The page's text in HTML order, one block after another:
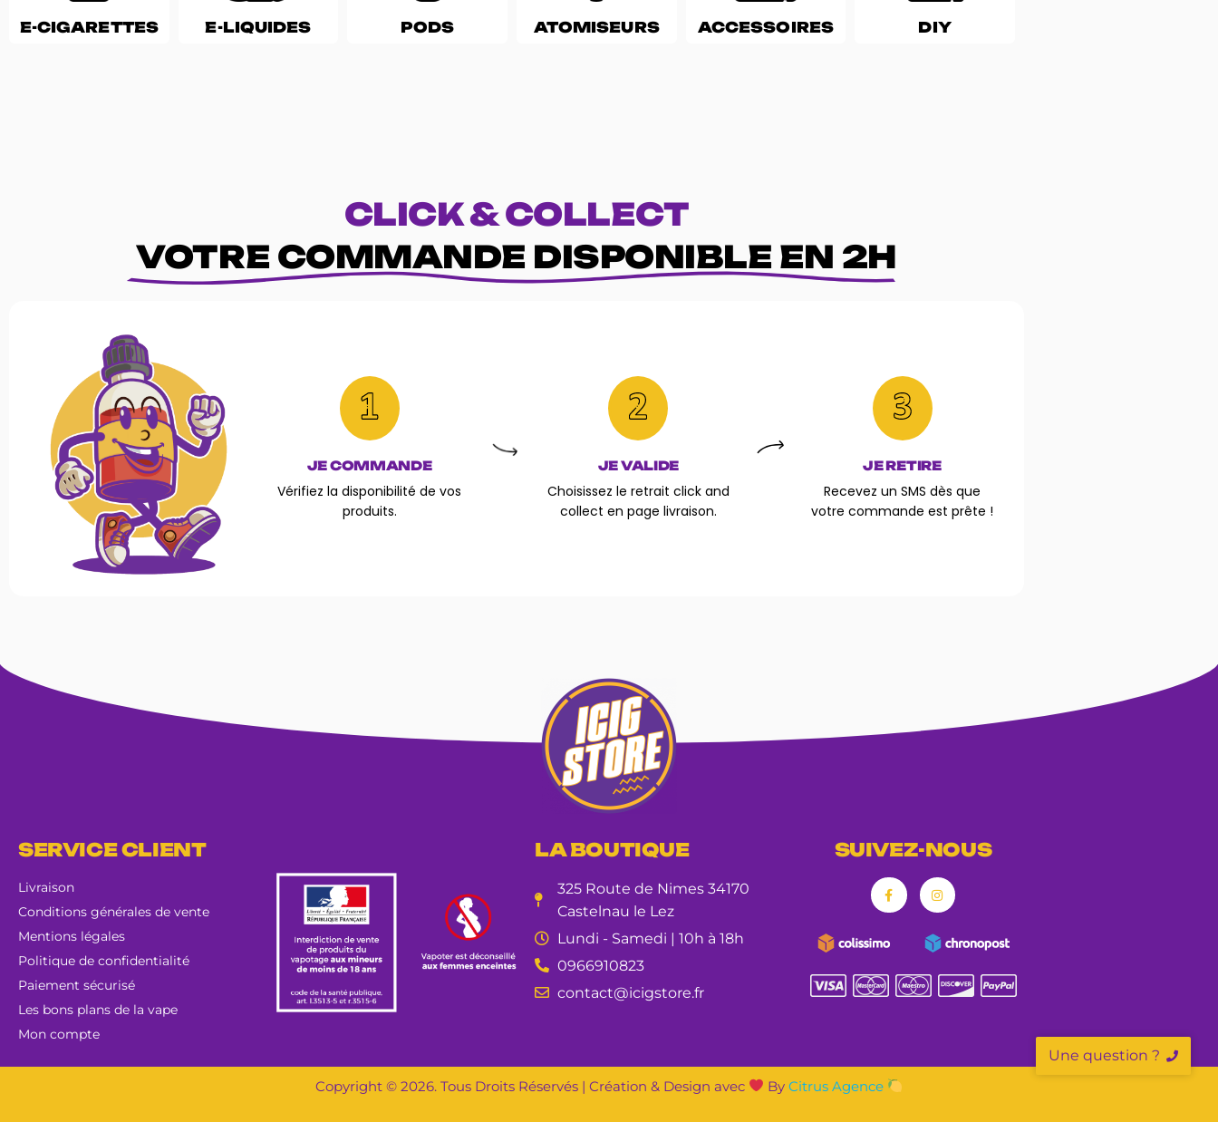
E-CIGARETTES E-LIQUIDES PODS ATOMISEURS ACCESSOIRES DIY
CLICK & COLLECT
VOTRE COMMANDE DISPONIBLE EN 2H
JE COMMANDE
Vérifiez la disponibilité de vos
produits.
JE VALIDE
Choisissez le retrait click and
collect en page livraison.
JE RETIRE
Recevez un SMS dès que
votre commande est prête !
SERVICE CLIENT
Livraison
Conditions générales de vente
Mentions légales
Politique de confidentialité
Paiement sécurisé
Les bons plans de la vape
Mon compte
LA BOUTIQUE
325 Route de Nimes 34170
Castelnau le Lez
Lundi - Samedi | 10h à 18h
0966910823
contact@icigstore.fr
SUIVEZ-NOUS
Copyright © 2026. Tous Droits Réservés | Création & Design avec By Citrus Agence
Une question ?